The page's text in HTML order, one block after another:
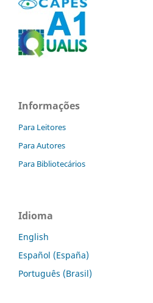
Informações
Para Leitores
Para Autores
Para Bibliotecários
Idioma
English
Español (España)
Português (Brasil)